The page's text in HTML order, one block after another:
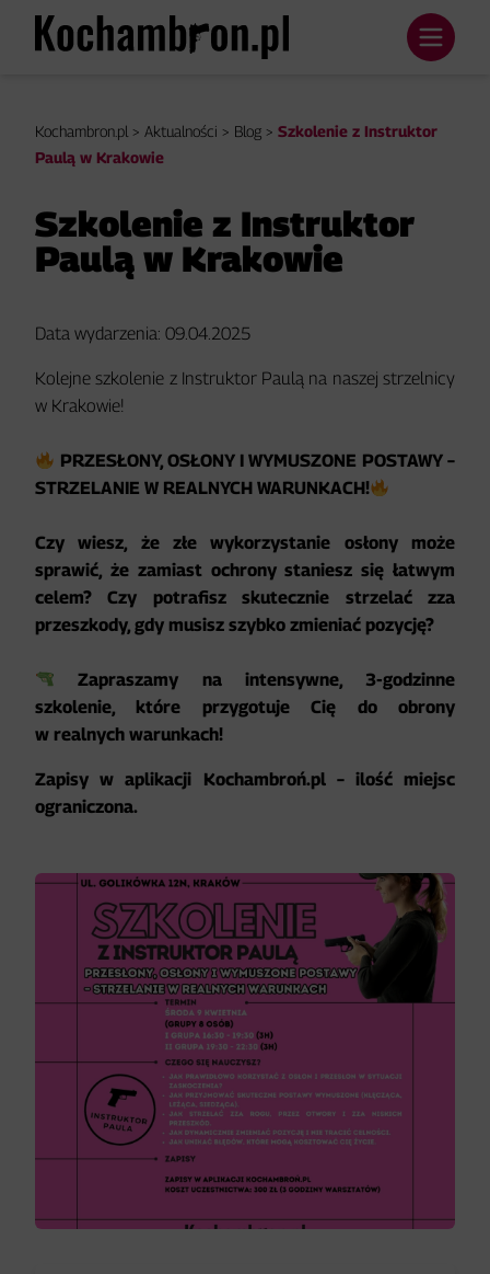
Kochambron.pl > Aktualności > Blog > Szkolenie z Instruktor
Paulą w Krakowie
Szkolenie z Instruktor
Paulą w Krakowie
Data wydarzenia: 09.04.2025
Kolejne szkolenie z Instruktor Paulą na naszej strzelnicy
w Krakowie!
PRZESŁONY, OSŁONY I WYMUSZONE POSTAWY –
STRZELANIE W REALNYCH WARUNKACH!
Czy wiesz, że złe wykorzystanie osłony może
sprawić, że zamiast ochrony staniesz się łatwym
celem? Czy potrafisz skutecznie strzelać zza
przeszkody, gdy musisz szybko zmieniać pozycję?
Zapraszamy na intensywne, 3-godzinne
szkolenie, które przygotuje Cię do obrony
w realnych warunkach!
Zapisy w aplikacji Kochambroń.pl – ilość miejsc
ograniczona.